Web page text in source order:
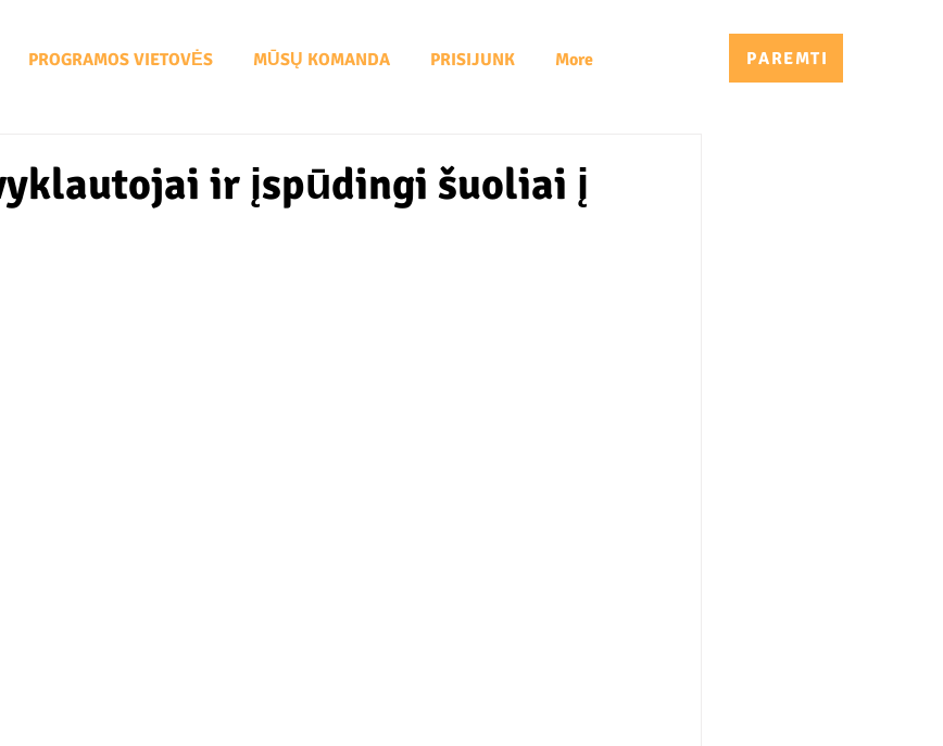
PROGRAMOS VIETOVĖS MŪSŲ KOMANDA PRISIJUNK More PAREMTI
ir įspūdingi šuoliai į